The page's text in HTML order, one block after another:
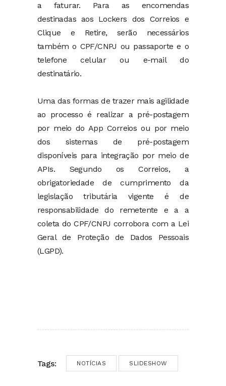
a faturar. Para as encomendas
destinadas aos Lockers dos Correios e
Clique e Retire, serão necessários
também o CPF/CNPJ ou passaporte e o
telefone celular ou e-mail do
destinatário.
Uma das formas de trazer mais agilidade
ao processo é realizar a pré-postagem
por meio do App Correios ou por meio
dos sistemas de pré-postagem
disponíveis para integração por meio de
APIs. Segundo os Correios, a
obrigatoriedade de cumprimento da
legislação tributária vigente é de
responsabilidade do remetente e a a
coleta do CPF/CNPJ corrobora com a Lei
Geral de Proteção de Dados Pessoais
(LGPD).
Tags: NOTÍCIAS SLIDESHOW